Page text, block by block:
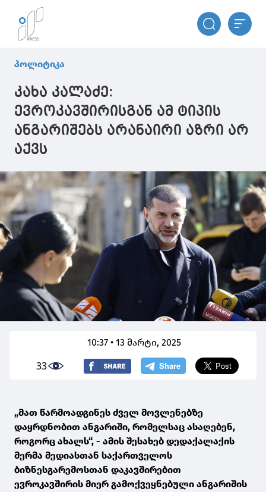
პოლიტიკა
კახა კალაძე:
ევროკავშირისგან ამ ტიპის
ანგარიშებს არანაირი აზრი არ
აქვს
10:37 • 13 მარტი, 2025
33
„მათ წარმოადგინეს ძველ მოვლენებზე
დაყრდნობით ანგარიში, რომელსაც ასაღებენ,
როგორც ახალს“, - ამის შესახებ დედაქალაქის
მერმა მედიასთან საქართველოს
ბიზნესგარემოსთან დაკავშირებით
ევროკავშირის მიერ გამოქვეყნებული ანგარიშის